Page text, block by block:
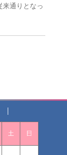
通りとなっ